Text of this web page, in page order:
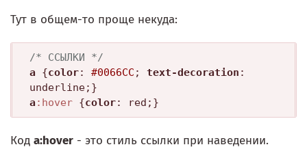
Тут в общем-то проще некуда:
/* ССЫЛКИ */
a {color: #0066CC ; text-decoration :
a:hover {color
Код a:hover - это стиль ссылки при наведении.